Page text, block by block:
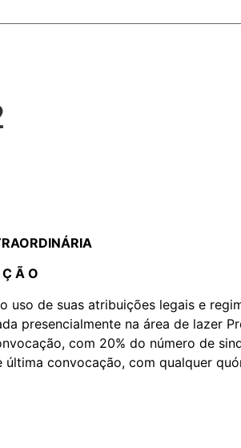
Ã O
uso de suas atribuições legais e
presencialmente na área de lazer
com 20% do número de
convocação, com qualquer